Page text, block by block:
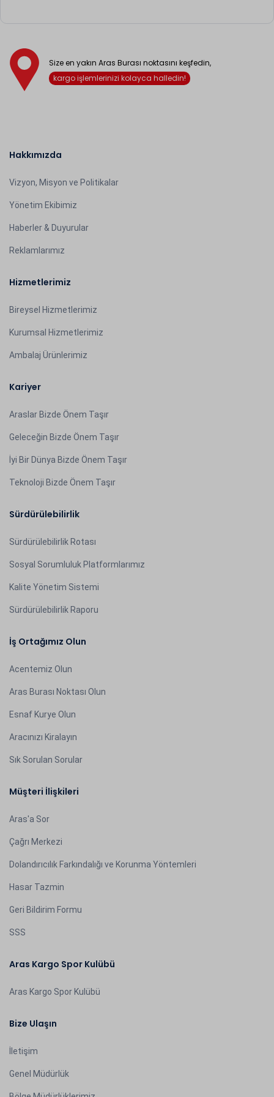
Size en yakın Aras Burası noktasını keşfedin,
kargo işlemlerinizi kolayca halledin!
Hakkımızda
Vizyon, Misyon ve Politikalar
Yönetim Ekibimiz
Haberler & Duyurular
Reklamlarımız
Hizmetlerimiz
Bireysel Hizmetlerimiz
Kurumsal Hizmetlerimiz
Ambalaj Ürünlerimiz
Kariyer
Araslar Bizde Önem Taşır
Geleceğin Bizde Önem Taşır
İyi Bir Dünya Bizde Önem Taşır
Teknoloji Bizde Önem Taşır
Sürdürülebilirlik
Sürdürülebilirlik Rotası
Sosyal Sorumluluk Platformlarımız
Kalite Yönetim Sistemi
Sürdürülebilirlik Raporu
İş Ortağımız Olun
Acentemiz Olun
Aras Burası Noktası Olun
Esnaf Kurye Olun
Aracınızı Kiralayın
Sık Sorulan Sorular
Müşteri İlişkileri
Aras'a Sor
Çağrı Merkezi
Dolandırıcılık Farkındalığı ve Korunma Yöntemleri
Hasar Tazmin
Geri Bildirim Formu
SSS
Aras Kargo Spor Kulübü
Aras Kargo Spor Kulübü
Bize Ulaşın
İletişim
Genel Müdürlük